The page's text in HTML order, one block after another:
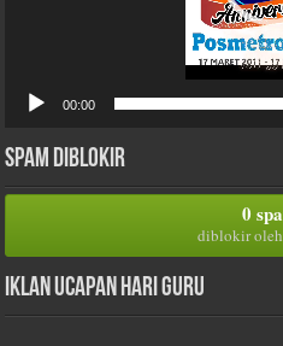
00:00
Spam Diblokir
0
diblokir oleh
Iklan Ucapan Hari Guru